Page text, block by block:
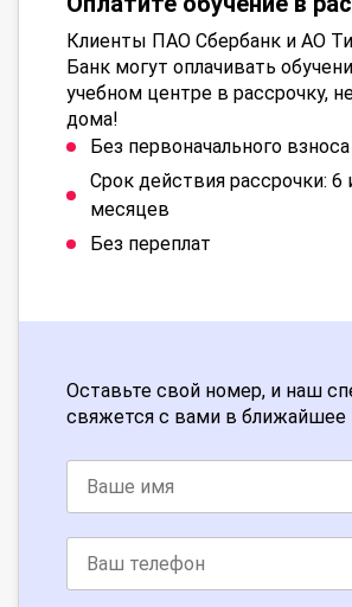
Клиенты ПАО Сбербанк и АО
Банк могут оплачивать
учебном центре в рассрочку,
дома!
Без первоначального взноса
Срок действия рассрочки: 6
месяцев
Без переплат
Оставьте свой номер, и наш
свяжется с вами в ближайшее